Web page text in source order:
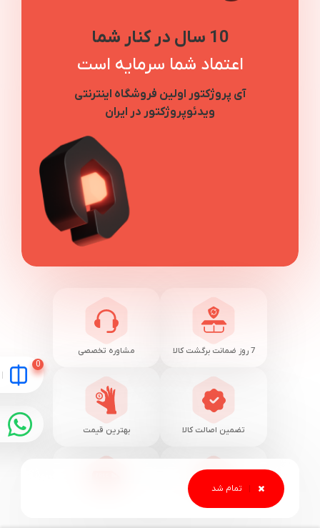
10 سال در کنار شما
اعتماد شما سرمایه است
آی پروژکتور اولین فروشگاه اینترنتی
ویدئوپروژکتور در ایران
7 روز ضمانت برگشت کالا مشاوره تخصصی
تضمین اصالت کالا بهترین قیمت
پرداخت در محل